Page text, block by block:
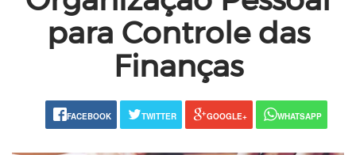
para Controle das
Finanças
FACEBOOK TWITTER GOOGLE+ WHATSAPP